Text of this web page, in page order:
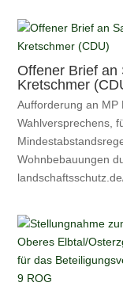
Offener Brief an
Kretschmer
Aufforderung an MP
Wahlversprechens,
Wohnbebauungen